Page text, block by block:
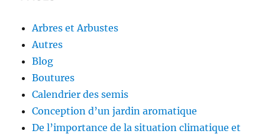
Arbres et Arbustes
Autres
Blog
Boutures
Calendrier des semis
Conception d’un jardin aromatique
De l’importance de la situation climatique et